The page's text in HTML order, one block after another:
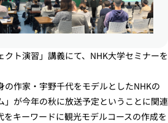
ト演習」講義にて、NHK大学セミナーを
作家・宇野千代をモデルとしたNHKの
」が今年の秋に放送予定ということに関連
をキーワードに観光モデルコースの作成を